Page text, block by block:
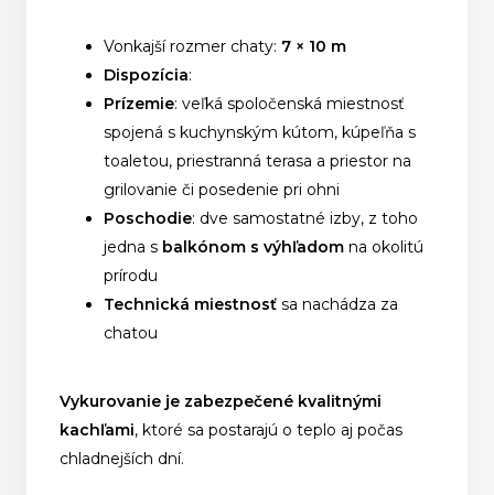
Vonkajší rozmer chaty: 7 × 10 m
Dispozícia:
Prízemie: veľká spoločenská miestnosť
spojená s kuchynským kútom, kúpeľňa s
toaletou, priestranná terasa a priestor na
grilovanie či posedenie pri ohni
Poschodie: dve samostatné izby, z toho
jedna s balkónom s výhľadom na okolitú
prírodu
Technická miestnosť sa nachádza za
chatou
Vykurovanie je zabezpečené kvalitnými
kachľami, ktoré sa postarajú o teplo aj počas
chladnejších dní.